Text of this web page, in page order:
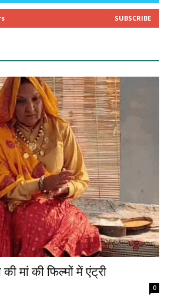
SUBSCRIBE
मां की फिल्मों में एंट्री
0